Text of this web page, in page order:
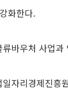
화한다.
바우처 사업
자리경제진흥